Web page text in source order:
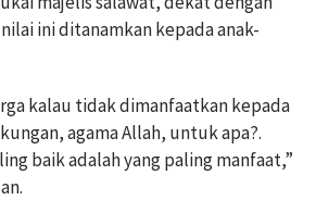
ini ditanamkan kepada anak-
kalau tidak dimanfaatkan kepada
agama Allah, untuk apa?.
baik adalah yang paling manfaat,”